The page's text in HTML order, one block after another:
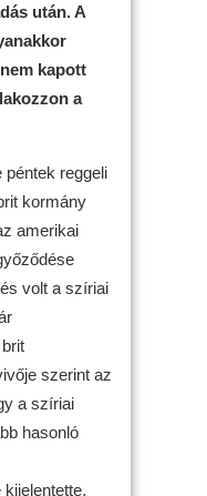
után. A
kapott
a
péntek reggeli
kormány
amerikai
volt a szíriai
szerint az
a szíriai
hasonló